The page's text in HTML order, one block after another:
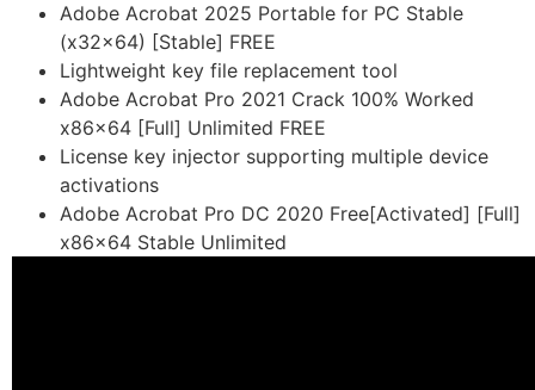
Adobe Acrobat 2025 Portable for PC Stable
(x32x64) [Stable] FREE
Lightweight key file replacement tool
Adobe Acrobat Pro 2021 Crack 100% Worked
x86x64 [Full] Unlimited FREE
License key injector supporting multiple device
activations
Adobe Acrobat Pro DC 2020 Free[Activated] [Full]
x86x64 Stable Unlimited